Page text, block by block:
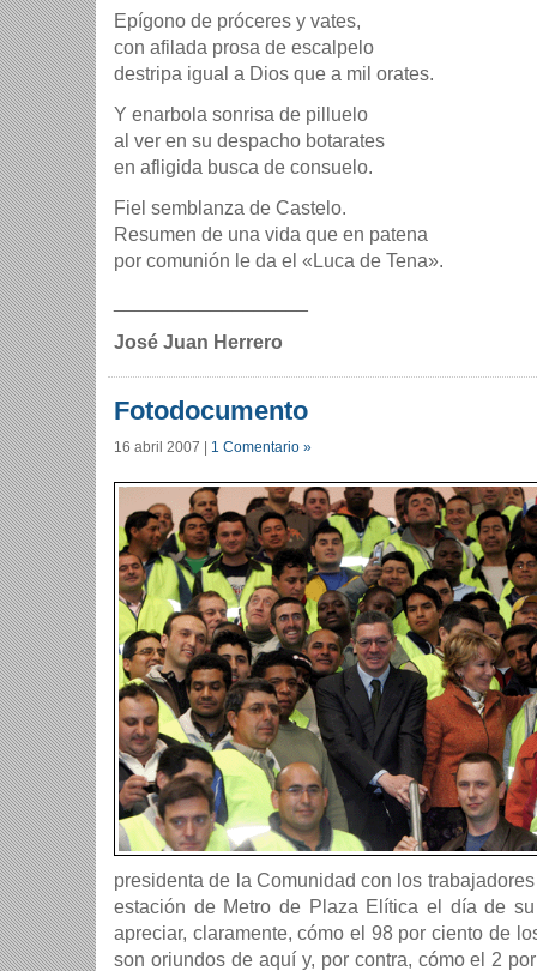
Epí­gono de próceres y vates,
con afilada prosa de escalpelo
destripa igual a Dios que a mil orates.
Y enarbola sonrisa de pilluelo
al ver en su despacho botarates
en afligida busca de consuelo.
Fiel semblanza de Castelo.
Resumen de una vida que en patena
por comunión le da el «Luca de Tena».
José Juan Herrero
Fotodocumento
16 abril 2007 1 Comentario »
presidenta de la Comunidad con los
estación de Metro de Plaza Elítica el dí­a de
apreciar, claramente, cómo el 98 por ciento de
son oriundos de aquí­ y, por contra, cómo el 2